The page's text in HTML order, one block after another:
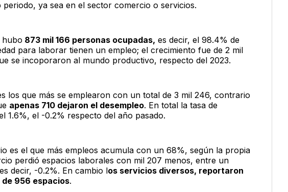
periodo, ya sea en el sector comercio o servicios.
hubo 873 mil 166 personas ocupadas, es decir, el 98.4% de
para laborar tienen un empleo; el crecimiento fue de 2 mil
se incoporaron al mundo productivo, respecto del 2023.
los que más se emplearon con un total de 3 mil 246, contrario
apenas 710 dejaron el desempleo. En total la tasa de
1.6%, el -0.2% respecto del año pasado.
es el que más empleos acumula con un 68%, según la propia
perdió espacios laborales con mil 207 menos, entre un
decir, -0.2%. En cambio los servicios diversos, reportaron
956 espacios.